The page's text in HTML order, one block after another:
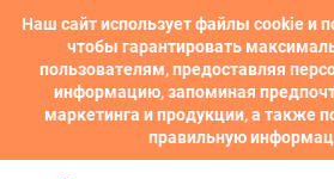
Наш сайт использует файлы cookie и
чтобы гарантировать
пользователям, предоставляя
информацию, запоминая
маркетинга и продукции, а также
правильную